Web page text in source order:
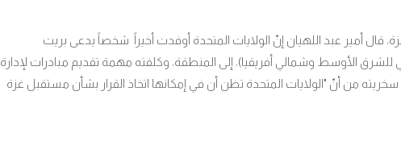
قال أمير عبد اللهيان إنّ الولايات المتحدة أوفدت أخيراً شخصاً يدعى بريت
الأوسط وشمالي أفريقيا)، إلى المنطقة، وكلفته مهمة تقديم مبادرات لإدارة
من أنّ "الولايات المتحدة تظن أن في إمكانها اتخاذ القرار بشأن مستقبل غزة